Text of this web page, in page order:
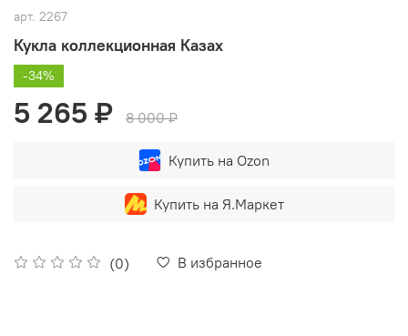
арт. 2267
Кукла коллекционная Казах
(0) В избранное
-34%
5 265 ₽ 8 000 ₽
Купить на Ozon
Купить на Я.Маркет